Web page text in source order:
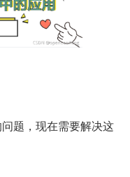
题，现在需要解决这